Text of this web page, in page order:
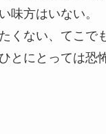
味方はいない。
くない、てこで
とにとっては恐